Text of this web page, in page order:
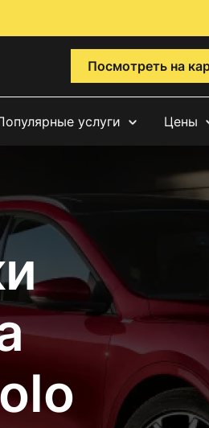
Посмотреть на
услуги Цены